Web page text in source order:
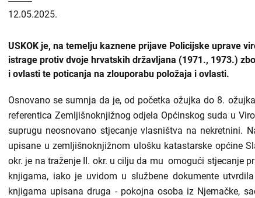
12.05.2025.
USKOK je, na temelju kaznene prijave Policijske uprave
istrage protiv dvoje hrvatskih državljana (1971., 1973.)
i ovlasti te poticanja na zlouporabu položaja i ovlasti.
Osnovano se sumnja da je, od početka ožujka do 8.
referentica Zemljišnoknjižnog odjela Općinskog suda u
suprugu neosnovano stjecanje vlasništva na nekretnini.
upisane u zemljišnoknjižnom ulošku katastarske općine
okr. je na traženje II. okr. u cilju da mu omogući stjecanje
knjigama, iako je uvidom u službene dokumente
knjigama upisana druga - pokojna osoba iz Njemačke,